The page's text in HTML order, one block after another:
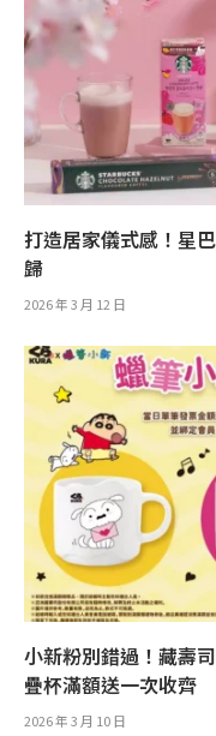
打造居家儀式感！星
歸
2026 年 3 月 12 日
小新粉別錯過！藏壽
疊杯滿額送一次收齊
2026 年 3 月 10 日